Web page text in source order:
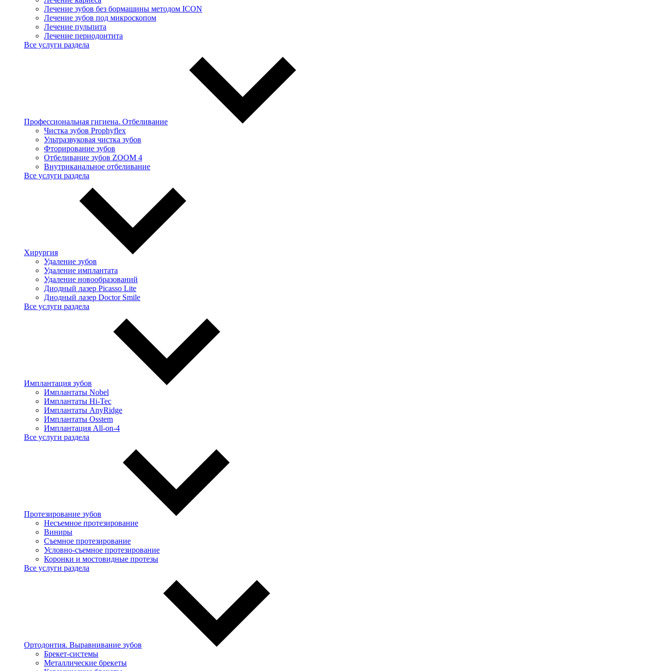
Лечение зубов без бормашины методом ICON
Лечение зубов под микроскопом
Лечение пульпита
Лечение периодонтита
Все услуги раздела
Профессиональная гигиена. Отбеливание
Чистка зубов Prophyflex
Ультразвуковая чистка зубов
Фторирование зубов
Отбеливание зубов ZOOM 4
Внутриканальное отбеливание
Все услуги раздела
Хирургия
Удаление зубов
Удаление имплантата
Удаление новообразований
Диодный лазер Picasso Lite
Диодный лазер Doctor Smile
Все услуги раздела
Имплантация зубов
Имплантаты Nobel
Имплантаты Hi-Tec
Имплантаты AnyRidge
Имплантаты Osstem
Имплантация All-on-4
Все услуги раздела
Протезирование зубов
Несъемное протезирование
Виниры
Съемное протезирование
Условно-съемное протезирование
Коронки и мостовидные протезы
Все услуги раздела
Ортодонтия. Выравнивание зубов
Брекет-системы
Металлические брекеты